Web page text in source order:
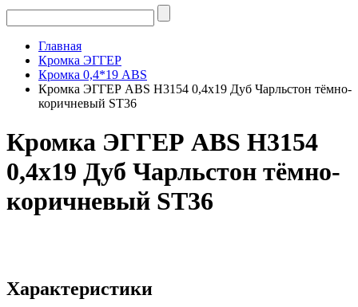
Главная
Кромка ЭГГЕР
Кромка 0,4*19 ABS
Кромка ЭГГЕР ABS H3154 0,4х19 Дуб Чарльстон тёмно-
коричневый ST36
Кромка ЭГГЕР ABS H3154
0,4х19 Дуб Чарльстон тёмно-
коричневый ST36
Характеристики